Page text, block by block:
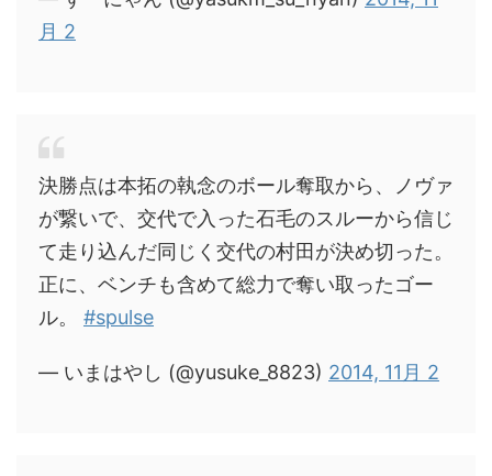
月 2
決勝点は本拓の執念のボール奪取から、ノヴァ
が繋いで、交代で入った石毛のスルーから信じ
て走り込んだ同じく交代の村田が決め切った。
正に、ベンチも含めて総力で奪い取ったゴー
ル。 #spulse
— いまはやし (@yusuke_8823) 2014, 11月 2